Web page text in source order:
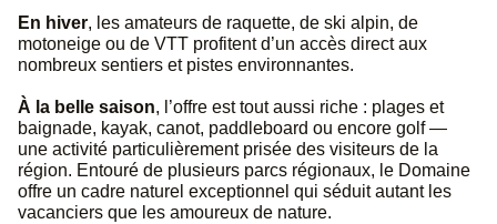
En hiver, les amateurs de raquette, de ski alpin, de
motoneige ou de VTT profitent d’un accès direct aux
nombreux sentiers et pistes environnantes.
À la belle saison, l’offre est tout aussi riche : plages et
baignade, kayak, canot, paddleboard ou encore golf —
une activité particulièrement prisée des visiteurs de la
région. Entouré de plusieurs parcs régionaux, le Domaine
offre un cadre naturel exceptionnel qui séduit autant les
vacanciers que les amoureux de nature.